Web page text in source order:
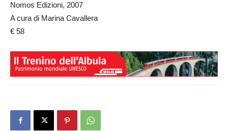
Nomos Edizioni, 2007
A cura di Marina Cavallera
€ 58